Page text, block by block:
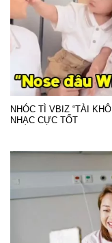
NHÓC TÌ VBIZ “TÀI
NHẠC CỰC TỐT